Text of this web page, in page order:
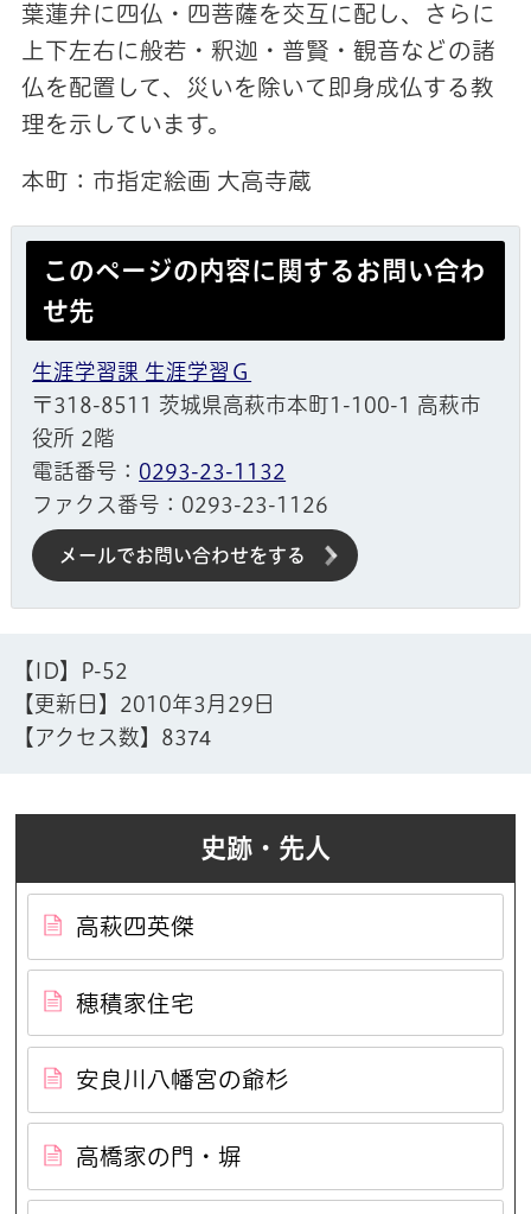
葉蓮弁に四仏・四菩薩を交互に配し、さらに
上下左右に般若・釈迦・普賢・観音などの諸
仏を配置して、災いを除いて即身成仏する教
理を示しています。
本町：市指定絵画 大高寺蔵
このページの内容に関するお問い合わ
せ先
生涯学習課 生涯学習Ｇ
〒318-8511 茨城県高萩市本町1-100-1 高萩市
役所 2階
電話番号： 0293-23-1132
ファクス番号：0293-23-1126
メールでお問い合わせをする
【ID】
P-52
【更新日】 2010年3月29日
【アクセス数】 8374
史跡・先人
高萩四英傑
穂積家住宅
安良川八幡宮の爺杉
高橋家の門・塀